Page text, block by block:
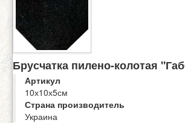
Брусчатка пилено-колотая
Артикул
10х10х5см
Страна производитель
Украина